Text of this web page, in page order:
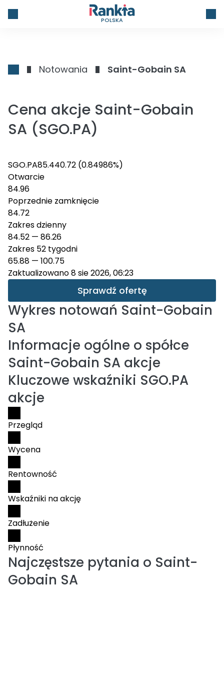
POLSKA
Notowania Saint-Gobain SA
Cena akcje Saint-Gobain
SA (SGO.PA)
SGO.PA85.440.72 (0.84986%)
Otwarcie
84.96
Poprzednie zamknięcie
84.72
Zakres dzienny
84.52 — 86.26
Zakres 52 tygodni
65.88 — 100.75
Zaktualizowano 8 sie 2026, 06:23
Sprawdź ofertę
Wykres notowań Saint-Gobain
SA
Informacje ogólne o spółce
Saint-Gobain SA akcje
Kluczowe wskaźniki SGO.PA
akcje
Przegląd
Wycena
Rentowność
Wskaźniki na akcję
Zadłużenie
Płynność
Najczęstsze pytania o Saint-
Gobain SA